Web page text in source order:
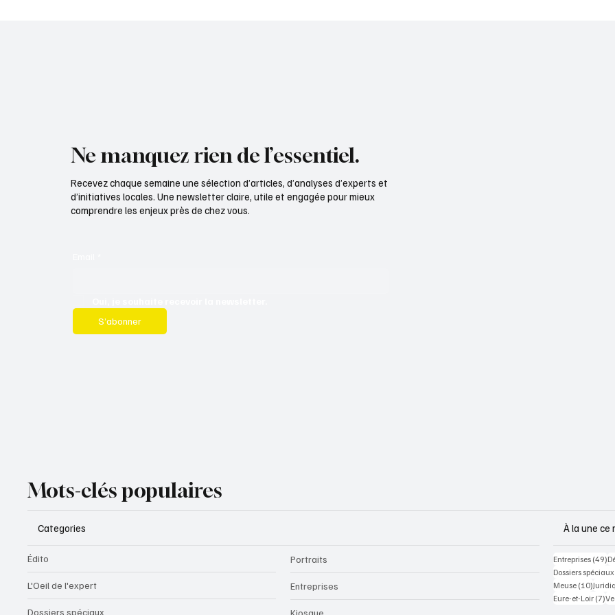
Ne manquez rien de l’essentiel.
Recevez chaque semaine une sélection d’articles, d’analyses d’experts et
d’initiatives locales. Une newsletter claire, utile et engagée pour mieux
comprendre les enjeux près de chez vous.
S’abonner
Mots-clés populaires
Categories
Édito
L'Oeil de l'expert
Dossiers spéciaux
Portraits
Entreprises
Kiosque
À la une ce
Entreprises (49)
Dossiers spéciaux
Meuse (10)10
Eure-et-Loir (7)7